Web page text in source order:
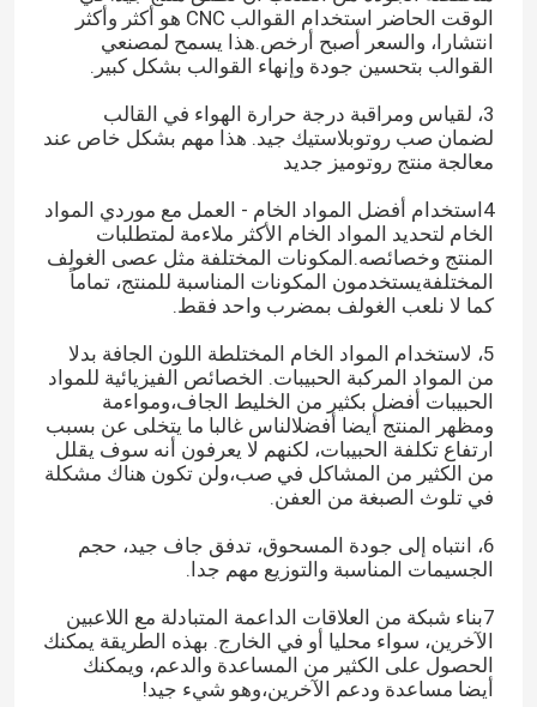
الوقت الحاضر استخدام القوالب CNC هو أكثر وأكثر
انتشارا، والسعر أصبح أرخص.هذا يسمح لمصنعي
القوالب بتحسين جودة وإنهاء القوالب بشكل كبير.
3، لقياس ومراقبة درجة حرارة الهواء في القالب
لضمان صب روتوبلاستيك جيد. هذا مهم بشكل خاص عند
معالجة منتج روتوميز جديد
4استخدام أفضل المواد الخام - العمل مع موردي المواد
الخام لتحديد المواد الخام الأكثر ملاءمة لمتطلبات
المنتج وخصائصه.المكونات المختلفة مثل عصى الغولف
المختلفةيستخدمون المكونات المناسبة للمنتج، تماماً
كما لا نلعب الغولف بمضرب واحد فقط.
5، لاستخدام المواد الخام المختلطة اللون الجافة بدلا
من المواد المركبة الحبيبات. الخصائص الفيزيائية للمواد
الحبيبات أفضل بكثير من الخليط الجاف،ومواءمة
ومظهر المنتج أيضا أفضلالناس غالبا ما يتخلى عن بسبب
ارتفاع تكلفة الحبيبات، لكنهم لا يعرفون أنه سوف يقلل
من الكثير من المشاكل في صب،ولن تكون هناك مشكلة
في تلوث الصبغة من العفن.
6، انتباه إلى جودة المسحوق، تدفق جاف جيد، حجم
الجسيمات المناسبة والتوزيع مهم جدا.
7بناء شبكة من العلاقات الداعمة المتبادلة مع اللاعبين
الآخرين، سواء محليا أو في الخارج. بهذه الطريقة يمكنك
الحصول على الكثير من المساعدة والدعم، ويمكنك
أيضا مساعدة ودعم الآخرين،وهو شيء جيد!